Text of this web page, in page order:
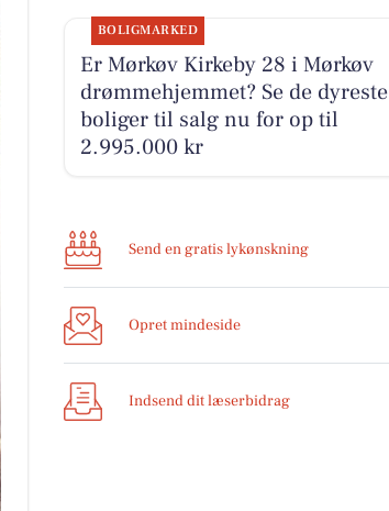
BOLIGMARKED
Er Mørkøv Kirkeby 28 i Mørkøv
drømmehjemmet? Se de dyreste
boliger til salg nu for op til
2.995.000 kr
Send en gratis lykønskning
Opret mindeside
Indsend dit læserbidrag